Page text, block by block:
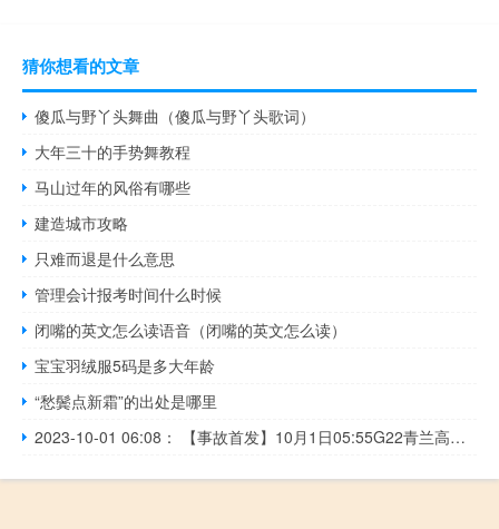
猜你想看的文章
傻瓜与野丫头舞曲（傻瓜与野丫头歌词）
大年三十的手势舞教程
马山过年的风俗有哪些
建造城市攻略
只难而退是什么意思
管理会计报考时间什么时候
闭嘴的英文怎么读语音（闭嘴的英文怎么读）
宝宝羽绒服5码是多大年龄
“愁鬓点新霜”的出处是哪里
2023-10-01 06:08： 【事故首发】10月1日05:55G22青兰高速平定段发生交通事故，请注意！2023年10月1日05:55G22青兰高速平定段K1525处（白水收费站向东约4公里），往西安方向发生交通事故，处置期间，道路半幅通行。请途经车辆减速慢行，注意行车安全。获取后续进展及了解最新路况信息请下载甘肃高速APP或关注甘肃高速微 ​​​